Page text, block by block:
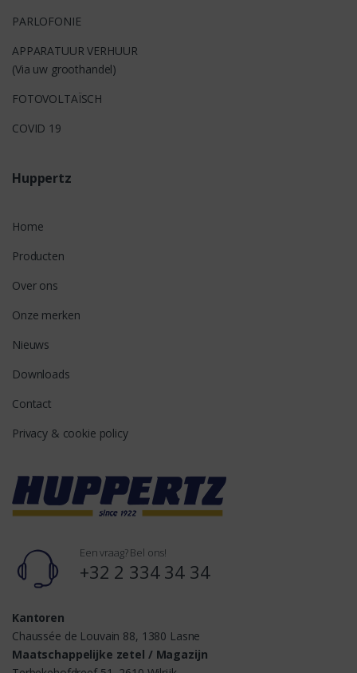
PARLOFONIE
APPARATUUR VERHUUR
(Via uw groothandel)
FOTOVOLTAÏSCH
COVID 19
Huppertz
Home
Producten
Over ons
Onze merken
Nieuws
Downloads
Contact
Privacy & cookie policy
Een vraag? Bel ons!
+32 2 334 34 34
Kantoren
Chaussée de Louvain 88, 1380 Lasne
Maatschappelijke zetel / Magazijn